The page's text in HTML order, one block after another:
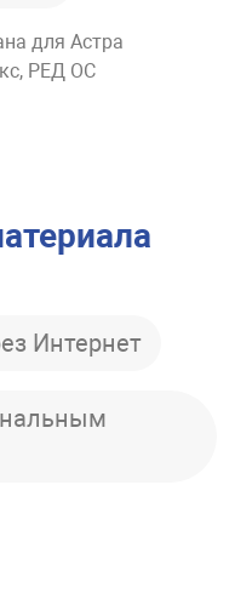
для Астра
РЕД ОС
Интернет